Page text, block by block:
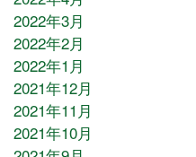
2022年3月
2022年2月
2022年1月
2021年12月
2021年11月
2021年10月